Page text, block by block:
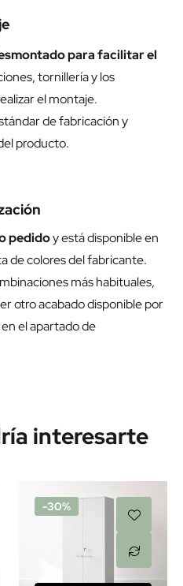
para facilitar el
tornillería y los
el montaje.
de fabricación y
producto.
pedidoy está disponible en
de colores del fabricante.
más habituales,
otro acabado disponible por
el apartado de
interesarte
-30%